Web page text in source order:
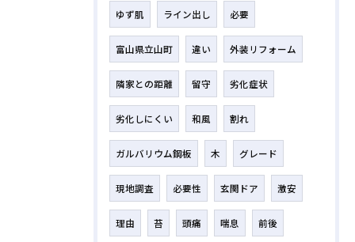
ゆず肌 ライン出し 必要
富山県立山町 違い 外装リフォーム
隣家との距離 留守 劣化症状
劣化しにくい 和風 割れ
ガルバリウム鋼板 木 グレード
現地調査 必要性 玄関ドア 激安
理由 苔 頭痛 喘息 前後